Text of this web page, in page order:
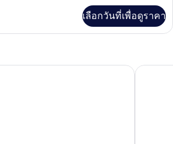
เลือกวันที่เพื่อดูราคา
ฮิลล์ โรงแรม Novotel